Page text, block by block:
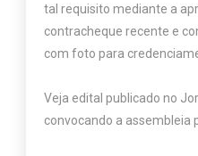
tal requisito mediante a
contracheque recente e
com foto para
Veja edital publicado no
convocando a assembleia